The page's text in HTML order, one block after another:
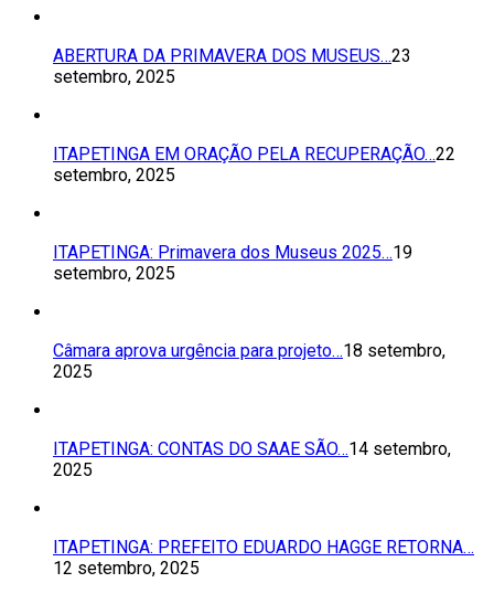
ABERTURA DA PRIMAVERA DOS MUSEUS…23
setembro, 2025
ITAPETINGA EM ORAÇÃO PELA RECUPERAÇÃO…22
setembro, 2025
ITAPETINGA: Primavera dos Museus 2025…19
setembro, 2025
Câmara aprova urgência para projeto…18 setembro,
2025
ITAPETINGA: CONTAS DO SAAE SÃO…14 setembro,
2025
ITAPETINGA: PREFEITO EDUARDO HAGGE RETORNA…
12 setembro, 2025